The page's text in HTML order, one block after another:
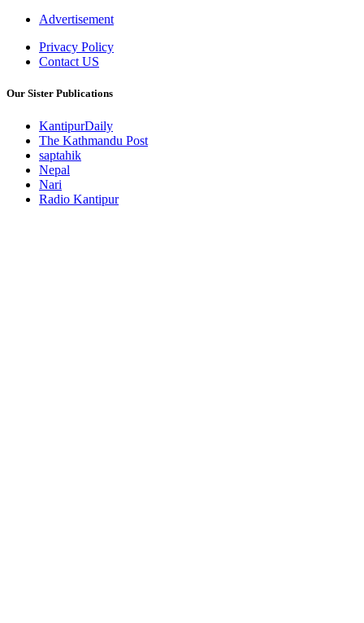
Advertisement
Privacy Policy
Contact US
Our Sister Publications
KantipurDaily
The Kathmandu Post
saptahik
Nepal
Nari
Radio Kantipur